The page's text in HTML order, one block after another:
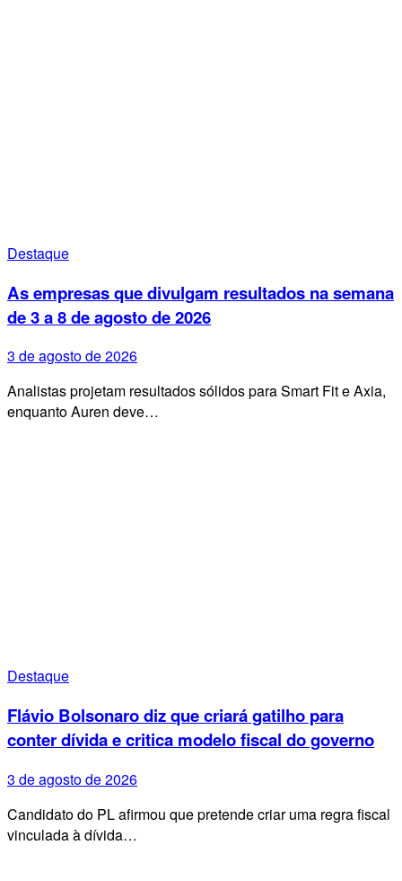
Destaque
As empresas que divulgam resultados na semana
de 3 a 8 de agosto de 2026
3 de agosto de 2026
Analistas projetam resultados sólidos para Smart Fit e Axia,
enquanto Auren deve…
Destaque
Flávio Bolsonaro diz que criará gatilho para
conter dívida e critica modelo fiscal do governo
3 de agosto de 2026
Candidato do PL afirmou que pretende criar uma regra fiscal
vinculada à dívida…